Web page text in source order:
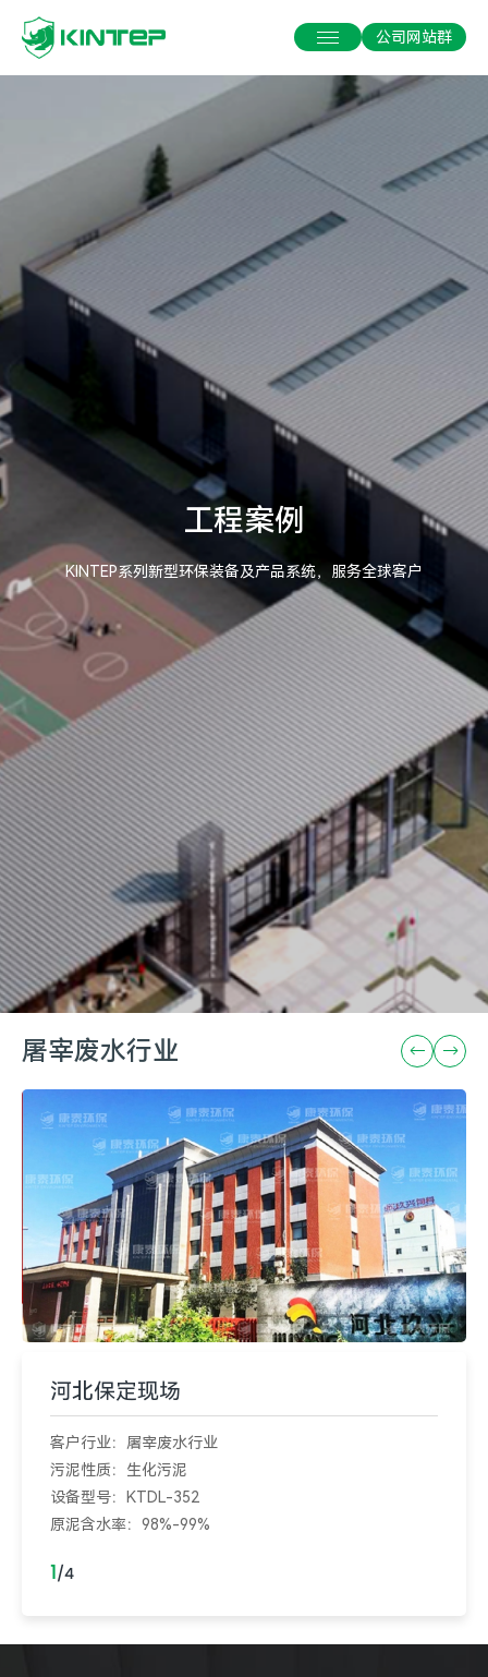
公司网站群
工程案例
KINTEP系列新型环保装备及产品系统，服务全球客户
屠宰废水行业
河北保定现场
客户行业：屠宰废水行业
污泥性质：生化污泥
设备型号：KTDL-352
原泥含水率：98%-99%
1/4